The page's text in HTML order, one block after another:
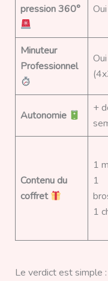
pression 360°
Oui
Minuteur
Professionnel
Oui
Autonomie
+
Contenu du
coffret
1
1
1
Le verdict est simple